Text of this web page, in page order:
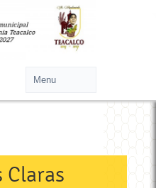
Claras